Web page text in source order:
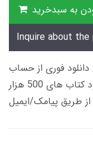
به سبدخرید
Inquire about
هزار تومانی دانلود فوری از حساب
کاربری می باشد، و زمان تحویل لینک دانلود کتاب های 500 هزار